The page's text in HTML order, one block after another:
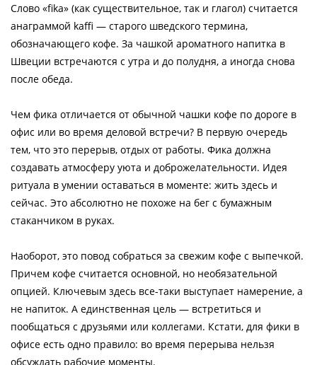
Слово «fika» (как существительное, так и глагол) считается
анаграммой kaffi — старого шведского термина,
обозначающего кофе. За чашкой ароматного напитка в
Швеции встречаются с утра и до полудня, а иногда снова
после обеда.
Чем фика отличается от обычной чашки кофе по дороге в
офис или во время деловой встречи? В первую очередь
тем, что это перерыв, отдых от работы. Фика должна
создавать атмосферу уюта и доброжелательности. Идея
ритуала в умении оставаться в моменте: жить здесь и
сейчас. Это абсолютно не похоже на бег с бумажным
стаканчиком в руках.
Наоборот, это повод собраться за свежим кофе с выпечкой.
Причем кофе считается основной, но необязательной
опцией. Ключевым здесь все-таки выступает намерение, а
не напиток. А единственная цель — встретиться и
пообщаться с друзьями или коллегами. Кстати, для фики в
офисе есть одно правило: во время перерыва нельзя
обсуждать рабочие моменты.